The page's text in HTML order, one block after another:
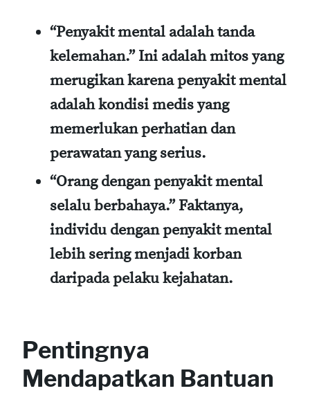
“Penyakit mental adalah tanda
kelemahan.”Ini adalah mitos yang
merugikan karena penyakit mental
adalah kondisi medis yang
memerlukan perhatian dan
perawatan yang serius.
“Orang dengan penyakit mental
selalu berbahaya.”Faktanya,
individu dengan penyakit mental
lebih sering menjadi korban
daripada pelaku kejahatan.
Pentingnya
Mendapatkan Bantuan